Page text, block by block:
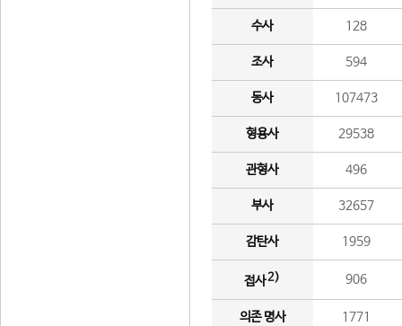
수사 128
조사 594
동사 107473
형용사 29538
관형사 496
부사 32657
감탄사 1959
접사2) 906
의존 명사 1771